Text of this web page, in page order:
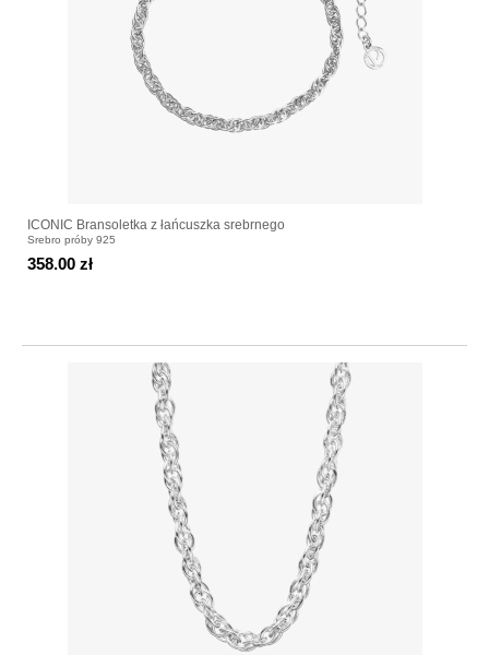
ICONIC Bransoletka z łańcuszka srebrnego
Srebro próby 925
358.00 zł